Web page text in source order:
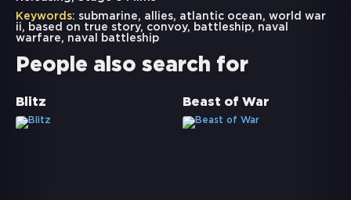
Keywords: submarine, allies, atlantic ocean, world war
, based on true story, convoy, battleship, naval
warfare, naval battleship
People also search for
Blitz Beast of War